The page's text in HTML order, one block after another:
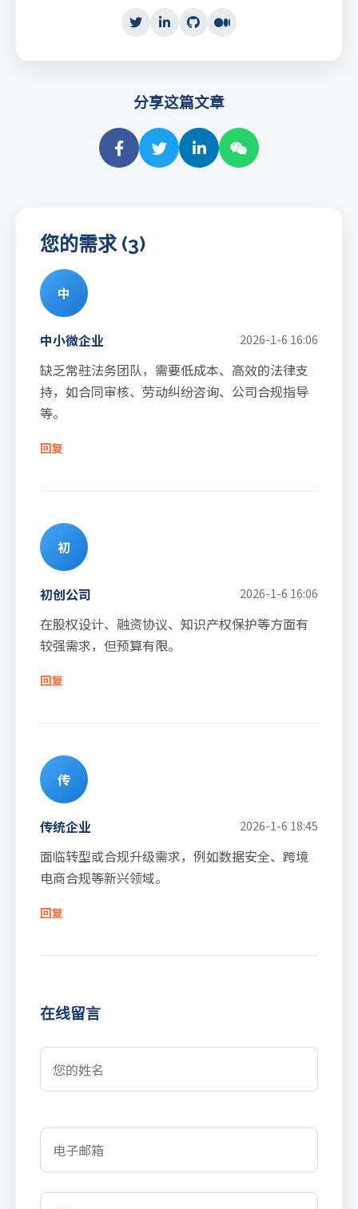
分享这篇文章
您的需求 (3)
中
中小微企业 2026-1-6 16:06
缺乏常驻法务团队，需要低成本、高效的法律支
持，如合同审核、劳动纠纷咨询、公司合规指导
等。
回复
初
初创公司 2026-1-6 16:06
在股权设计、融资协议、知识产权保护等方面有
较强需求，但预算有限。
回复
传
传统企业 2026-1-6 18:45
面临转型或合规升级需求，例如数据安全、跨境
电商合规等新兴领域。
回复
在线留言